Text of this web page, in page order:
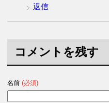
返信
コメントを残す
名前 (必須)